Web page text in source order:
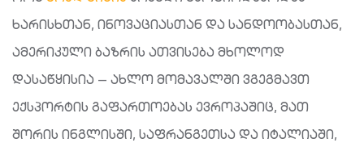
ხარისხთან, ინოვაციასთან და სანდოობასთან,
ამერიკული ბაზრის ათვისება მხოლოდ
დასაწყისია — ახლო მომავალში ვგეგმავთ
ექსპორტის გაფართოებას ევროპაშიც, მათ
შორის ინგლისში, საფრანგეთსა და იტალიაში,